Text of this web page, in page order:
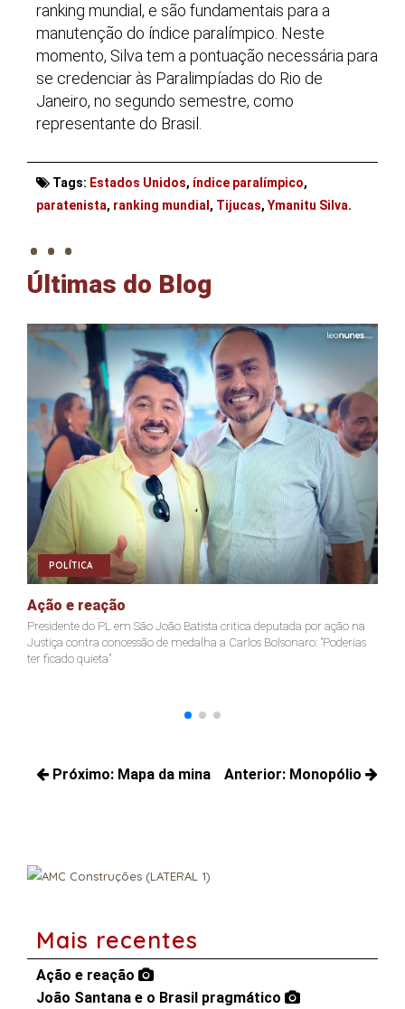
ranking mundial, e são fundamentais para a
manutenção do índice paralímpico. Neste
momento, Silva tem a pontuação necessária para
se credenciar às Paralimpíadas do Rio de
Janeiro, no segundo semestre, como
representante do Brasil.
Tags: Estados Unidos, índice paralímpico,
paratenista, ranking mundial , Tijucas, Ymanitu Silva.
. . .
Últimas do Blog
POLÍTICA
Ação e reação
Presidente do PL em São João Batista critica deputada por ação na
Justiça contra concessão de medalha a Carlos Bolsonaro: "Poderias
ter ficado quieta"
Navegação
Anterior: Monopólio
Próximo: Mapa da mina
Mais recentes
Ação e reação
João Santana e o Brasil pragmático